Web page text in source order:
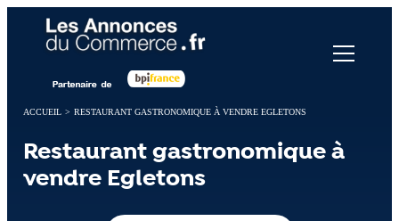
ACCUEIL > RESTAURANT GASTRONOMIQUE À VENDRE EGLETONS
Restaurant gastronomique à
vendre Egletons
Panneau de gestion des cookies